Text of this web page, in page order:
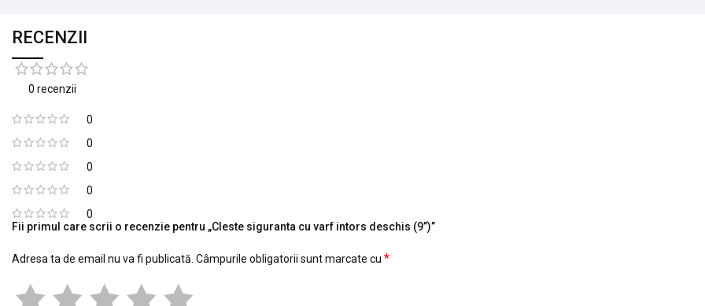
RECENZII
0 recenzii
0
0
0
0
0
Fii primul care scrii o recenzie pentru „Cleste siguranta cu varf intors deschis (9”)”
Adresa ta de email nu va fi publicată. Câmpurile obligatorii sunt marcate cu *